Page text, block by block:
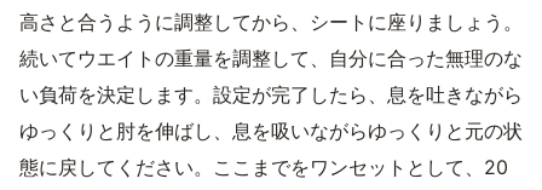
高さと合うように調整してから、シートに座りましょう。
続いてウエイトの重量を調整して、自分に合った無理のな
い負荷を決定します。設定が完了したら、息を吐きながら
ゆっくりと肘を伸ばし、息を吸いながらゆっくりと元の状
態に戻してください。ここまでをワンセットとして、20